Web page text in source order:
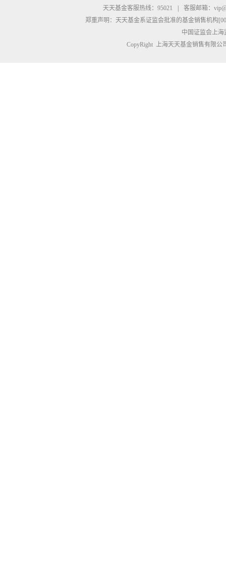
天天基金客服热线：95021
客服邮箱：
郑重声明： 天天基金系证监会批准的基金销售机构
中国证监会上
CopyRight 上海天天基金销售有限